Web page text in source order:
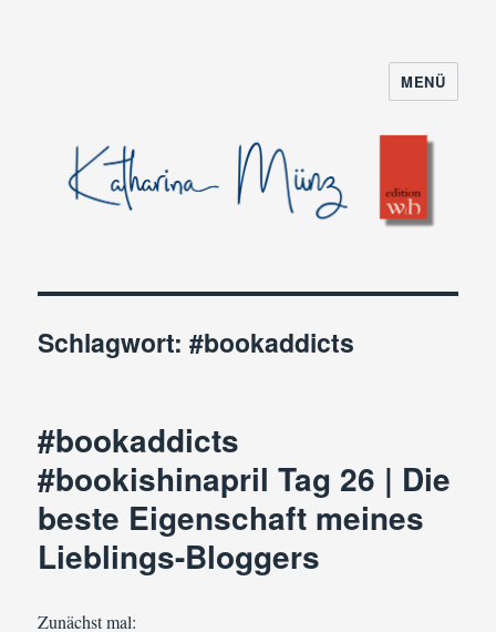
MENÜ
Schlagwort:#bookaddicts
#bookaddicts
#bookishinapril Tag 26 | Die
beste Eigenschaft meines
Lieblings-Bloggers
Zunächst mal: